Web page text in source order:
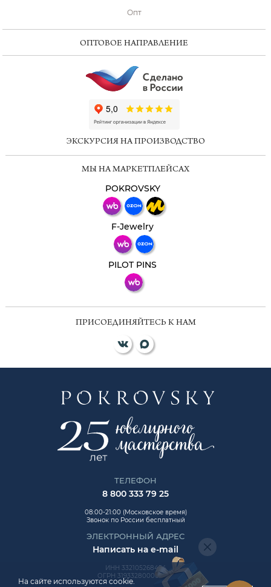
Опт
ОПТОВОЕ НАПРАВЛЕНИЕ
ЭКСКУРСИЯ НА ПРОИЗВОДСТВО
МЫ НА МАРКЕТПЛЕЙСАХ
POKROVSKY
F-Jewelry
PILOT PINS
ПРИСОЕДИНЯЙТЕСЬ К НАМ
ТЕЛЕФОН
8 800 333 79 25
08:00-21:00 (Московское время)
Звонок по России бесплатный
ЭЛЕКТРОННЫЙ АДРЕС
Написать на e-mail
ИНН 332105268454
ОГРН 319332800006992
На сайте используются cookie.